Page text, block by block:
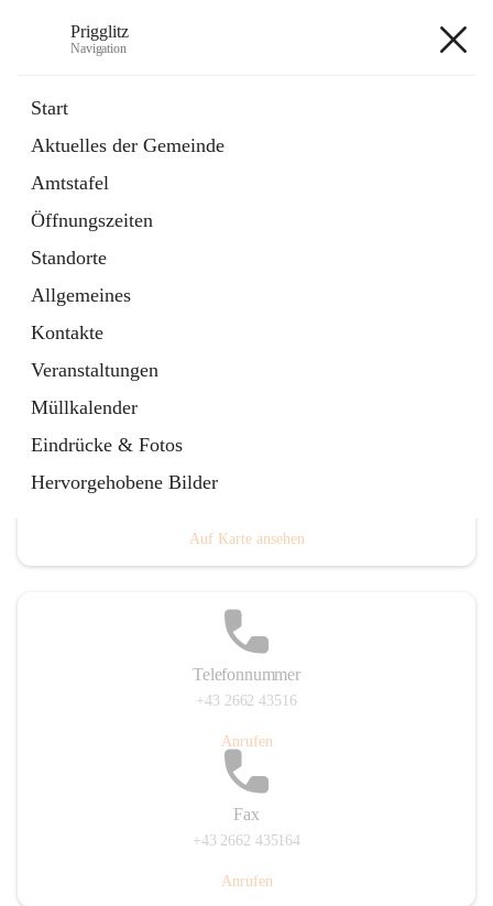
Prigglitz
Navigation
Start
Aktuelles der Gemeinde
Amtstafel
Öffnungszeiten
Standorte
Allgemeines
Kontakte
Veranstaltungen
Müllkalender
Eindrücke & Fotos
Hervorgehobene Bilder
Externe Webseite
in
Tab
Gemeindezeitung
Ordner
öffnet
in
neuem
Tab
Hauptadresse
Auf Karte ansehen
Telefonnummer
+43 2662 43516
Anrufen
Fax
+43 2662 435164
Anrufen